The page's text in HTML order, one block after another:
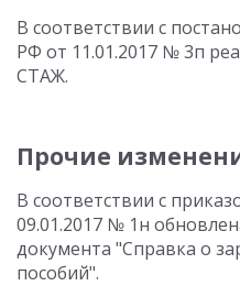
В соответствии с
РФ от 11.01.2017 № 3п
СТАЖ.
Прочие
В соответствии с
09.01.2017 № 1н
документа "Справка о
пособий".